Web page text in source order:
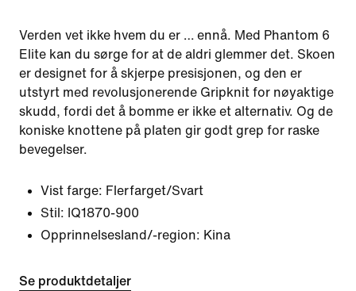
Verden vet ikke hvem du er … ennå. Med Phantom 6
Elite kan du sørge for at de aldri glemmer det. Skoen
er designet for å skjerpe presisjonen, og den er
utstyrt med revolusjonerende Gripknit for nøyaktige
skudd, fordi det å bomme er ikke et alternativ. Og de
koniske knottene på platen gir godt grep for raske
bevegelser.
Vist farge: Flerfarget/Svart
Stil: IQ1870-900
Opprinnelsesland/-region: Kina
Se produktdetaljer